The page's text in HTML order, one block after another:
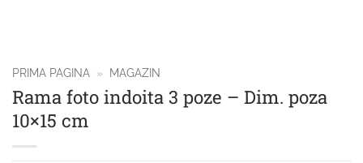
PRIMA PAGINA » MAGAZIN
Rama foto indoita 3 poze – Dim. poza
10×15 cm